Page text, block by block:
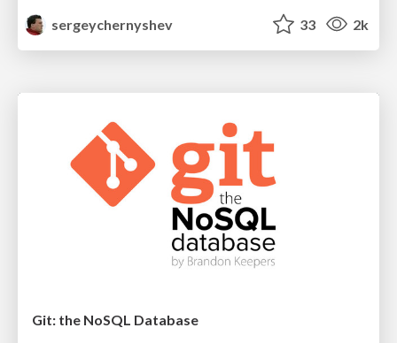
sergeychernyshev
33 2k
Git: the NoSQL Database